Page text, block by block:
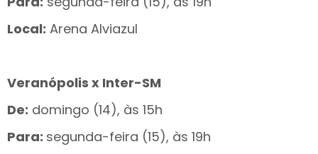
Local: Arena Alviazul
Veranópolis x Inter-SM
De: domingo (14), às 15h
Para: segunda-feira (15), às 19h